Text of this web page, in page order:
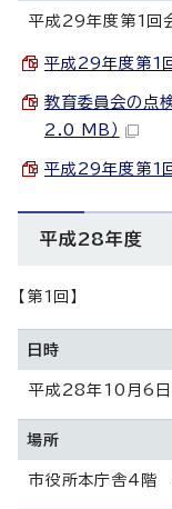
平成29年度第1回
平成29年度第1
教育委員会の点
2.0 MB）
平成29年度第1
平成28年度
【第1回】
日時
平成28年10月6日
場所
市役所本庁舎4階